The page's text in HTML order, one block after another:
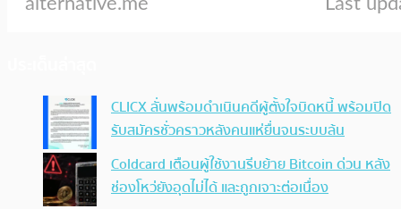
CLICX ลั่นพร้อมดำเนินคดีผู้ตั้งใจบิดหนี้ พร้อมปิด
รับสมัครชั่วคราวหลังคนแห่ยื่นจนระบบล้น
Coldcard เตือนผู้ใช้งานรีบย้าย Bitcoin ด่วน หลัง
ช่องโหว่ยังอุดไม่ได้ และถูกเจาะต่อเนื่อง